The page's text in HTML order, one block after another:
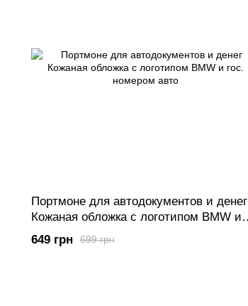
Портмоне для автодокументов и денег
Кожаная обложка с логотипом BMW и
гос. номером авто
699 грн
649 грн